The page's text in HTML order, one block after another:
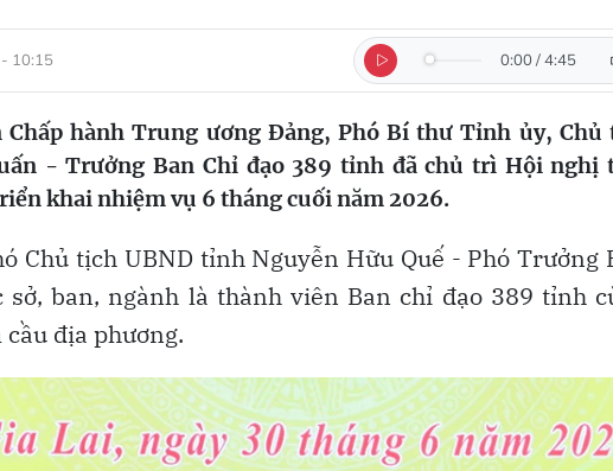
10:15 0:00 /4:45
Chấp hành Trung ương Đảng, Phó Bí thư Tỉnh ủy, Chủ
- Trưởng Ban Chỉ đạo 389 tỉnh đã chủ trì Hội nghị
khai nhiệm vụ 6 tháng cuối năm 2026.
Chủ tịch UBND tỉnh Nguyễn Hữu Quế - Phó Trưởng
ban, ngành là thành viên Ban chỉ đạo 389 tỉnh
địa phương.